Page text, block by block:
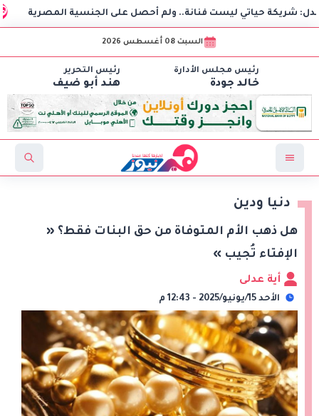
ليست فنانة.. ولم أحصل على الجنسية المصرية
السبت 08 أغسطس 2026
رئيس مجلس الأدارة
خالد جودة
رئيس التحرير
هند أبو ضيف
دنيا ودين
هل ذهب الأم المتوفاة من حق البنات فقط؟ «
الإفتاء تُجيب »
أية عدلى
الأحد 15/يونيو/2025 - 12:43 م